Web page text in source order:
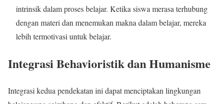
intrinsik dalam proses belajar. Ketika siswa merasa terhubung
dengan materi dan menemukan makna dalam belajar, mereka
lebih termotivasi untuk belajar.
Integrasi Behavioristik dan Humanisme
Integrasi kedua pendekatan ini dapat menciptakan lingkungan